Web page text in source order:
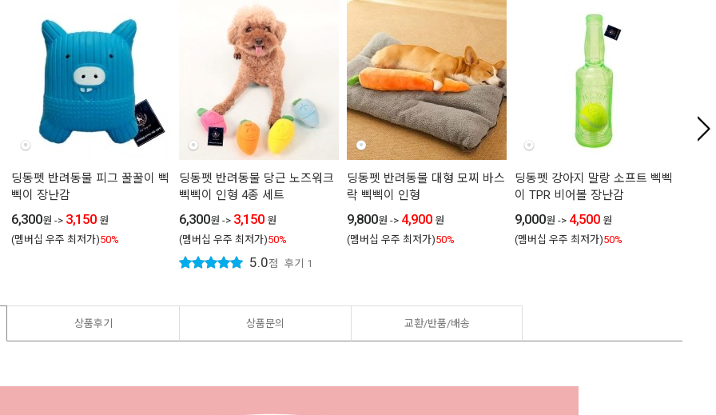
딩동펫 반려동물 피그 꿀꿀이 삑
삑이 장난감
6,300원 -> 3,150 원
(멤버십 우주 최저가)50%
딩동펫 반려동물 당근 노즈워크
삑삑이 인형 4종 세트
6,300원 -> 3,150 원
(멤버십 우주 최저가)50%
5.0점 후기 1
딩동펫 반려동물 대형 모찌 바스
락 삑삑이 인형
9,800원 -> 4,900 원
(멤버십 우주 최저가)50%
딩동펫 강아지 말랑 소프트 삑삑
이 TPR 비어볼 장난감
9,000원 -> 4,500 원
(멤버십 우주 최저가)50%
상품후기 상품문의 교환/반품/배송